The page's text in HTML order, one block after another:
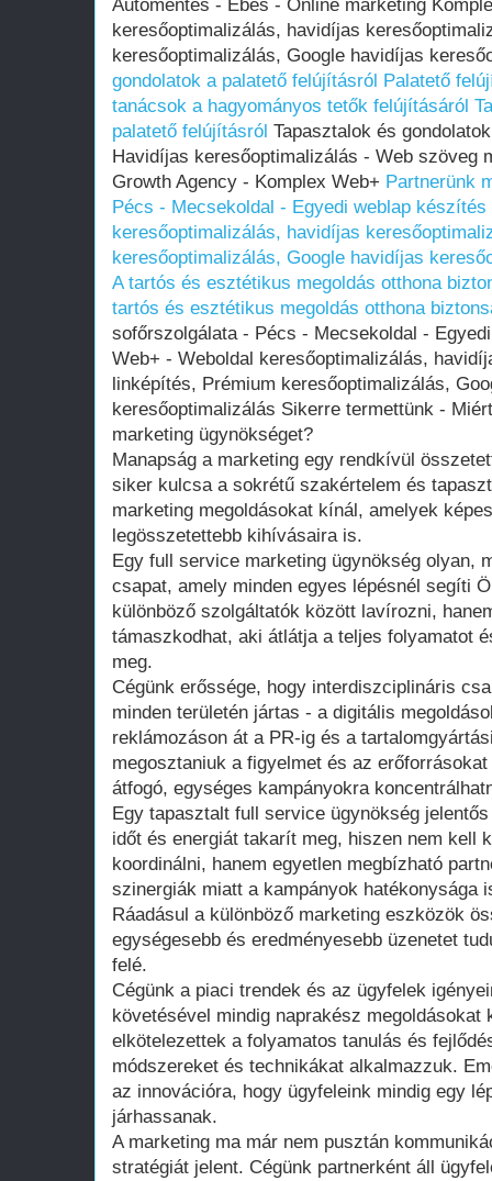
Autómentés - Ebes - Online marketing
keresőoptimalizálás, havidíjas
keresőoptimalizálás, Google havidíjas
gondolatok a palatető felújításról Palatető
tanácsok a hagyományos tetők felújításáról
palatető felújításról Tapasztalok és
Havidíjas keresőoptimalizálás - Web szöveg
Growth Agency - Komplex Web+ Partnerünk
Pécs - Mecsekoldal - Egyedi weblap
keresőoptimalizálás, havidíjas
keresőoptimalizálás, Google havidíjas
A tartós és esztétikus megoldás otthona
tartós és esztétikus megoldás otthona
sofőrszolgálata - Pécs - Mecsekoldal -
Web+ - Weboldal keresőoptimalizálás,
linképítés, Prémium keresőoptimalizálás,
keresőoptimalizálás Sikerre termettünk -
marketing ügynökséget?
Manapság a marketing egy rendkívül
siker kulcsa a sokrétű szakértelem és
marketing megoldásokat kínál, amelyek
legösszetettebb kihívásaira is.
Egy full service marketing ügynökség olyan,
csapat, amely minden egyes lépésnél segíti
különböző szolgáltatók között lavírozni,
támaszkodhat, aki átlátja a teljes folyamatot
meg.
Cégünk erőssége, hogy interdiszciplináris
minden területén jártas - a digitális
reklámozáson át a PR-ig és a
megosztaniuk a figyelmet és az
átfogó, egységes kampányokra
Egy tapasztalt full service ügynökség
időt és energiát takarít meg, hiszen nem kell
koordinálni, hanem egyetlen megbízható
szinergiák miatt a kampányok hatékonysága
Ráadásul a különböző marketing eszközök
egységesebb és eredményesebb üzenetet
felé.
Cégünk a piaci trendek és az ügyfelek
követésével mindig naprakész megoldásokat
elkötelezettek a folyamatos tanulás és
módszereket és technikákat alkalmazzuk.
az innovációra, hogy ügyfeleink mindig egy
járhassanak.
A marketing ma már nem pusztán
stratégiát jelent. Cégünk partnerként áll